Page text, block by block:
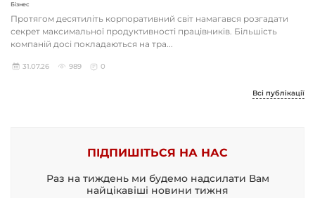
Бізнес
Протягом десятиліть корпоративний світ намагався розгадати
секрет максимальної продуктивності працівників. Більшість
компаній досі покладаються на тра...
31.07.26 989 0
Всі публікації
ПІДПИШІТЬСЯ НА НАС
Раз на тиждень ми будемо надсилати Вам
найцікавіші новини тижня